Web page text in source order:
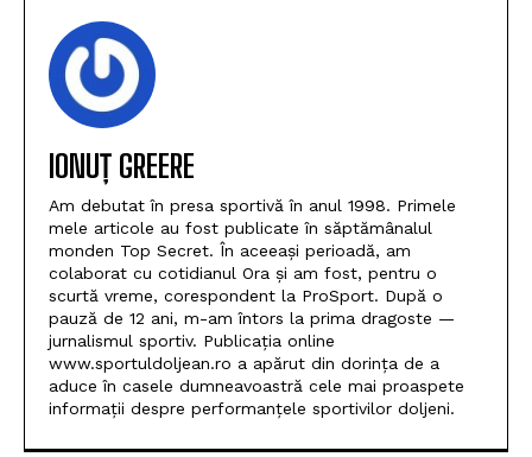
IONUȚ GREERE
Am debutat în presa sportivă în anul 1998. Primele
mele articole au fost publicate în săptămânalul
monden Top Secret. În aceeași perioadă, am
colaborat cu cotidianul Ora și am fost, pentru o
scurtă vreme, corespondent la ProSport. După o
pauză de 12 ani, m-am întors la prima dragoste —
jurnalismul sportiv. Publicația online
www.sportuldoljean.ro a apărut din dorința de a
aduce în casele dumneavoastră cele mai proaspete
informații despre performanțele sportivilor doljeni.